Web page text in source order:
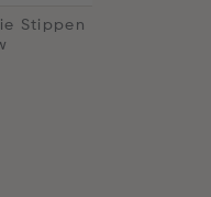
Stippen